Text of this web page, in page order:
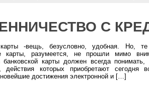
С
-вещь, безусловно, удобная. Но,
карты, разумеется, не прошли мимо
банковской карты должен всегда
действия которых приобретают
достижения электронной и […]